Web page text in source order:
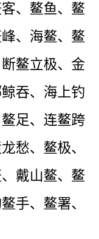
、鳌鱼、鳌
、海鳌、鳌
鳌立极、金
吞、海上钓
足、连鳌跨
愁、鳌极、
戴山鳌、鳌
手、鳌署、